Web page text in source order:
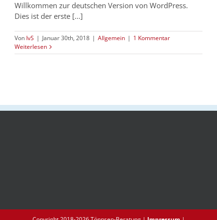
Willkommen zur deutschen Version von WordPress.
Dies ist der erste [...]
Von IvS | Januar 30th, 2018 | Allgemein | 1 Kommentar
Weiterlesen